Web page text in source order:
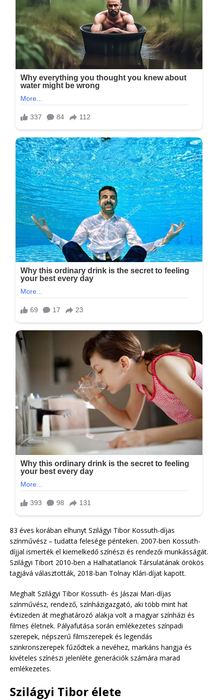
83 éves korában elhunyt Szilágyi Tibor Kossuth-díjas
színművész – tudatta felesége pénteken. 2007-ben Kossuth-
díjjal ismerték el kiemelkedő színészi és rendezői munkásságát.
Szilágyi Tibort 2010-ben a Halhatatlanok Társulatának örökös
tagjává választották, 2018-ban Tolnay Klári-díjat kapott.
Meghalt Szilágyi Tibor Kossuth- és Jászai Mari-díjas
színművész, rendező, színházigazgató, aki több mint hat
évtizeden át meghatározó alakja volt a magyar színházi és
filmes életnek. Pályafutása során emlékezetes színpadi
szerepek, népszerű filmszerepek és legendás
szinkronszerepek fűződtek a nevéhez, markáns hangja és
kivételes színészi jelenléte generációk számára marad
emlékezetes.
Szilágyi Tibor élete